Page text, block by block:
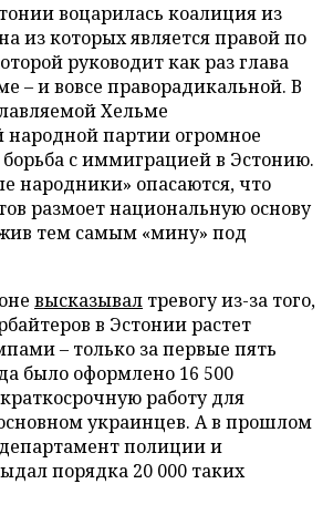
воцарилась коалиция из
из которых является правой по
руководит как раз глава
– и вовсе праворадикальной. В
Хельме
народной партии огромное
с иммиграцией в Эстонию.
народники» опасаются, что
размоет национальную основу
тем самым «мину» под
высказывал тревогу из-за того,
в Эстонии растет
– только за первые пять
было оформлено 16 500
работу для
украинцев. А в прошлом
полиции и
порядка 20 000 таких